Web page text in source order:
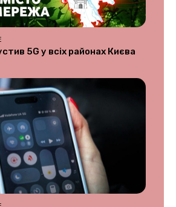
5G у всіх районах Києва